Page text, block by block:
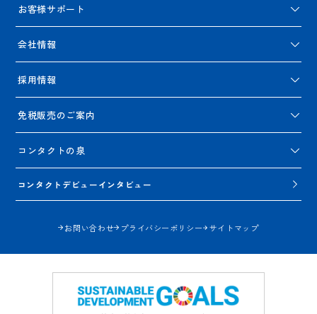
お客様サポート
会社情報
採用情報
免税販売のご案内
コンタクトの泉
コンタクトデビューインタビュー
お問い合わせ プライバシーポリシー サイトマップ